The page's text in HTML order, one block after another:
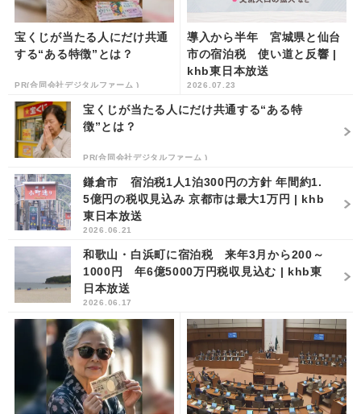
宝くじが当たる人にだけ共通
する“ある特徴”とは？
PR(合同会社デジタルファーム )
導入から半年 宮城県と仙台
市の宿泊税 使い道と反響 |
khb東日本放送
2026.07.23
宝くじが当たる人にだけ共通する“ある特
徴”とは？
PR(合同会社デジタルファーム )
鎌倉市 宿泊税1人1泊300円の方針 年間約1.
5億円の税収見込み 京都市は最大1万円 | khb
東日本放送
2026.06.21
和歌山・白浜町に宿泊税 来年3月から200～
1000円 年6億5000万円税収見込む | khb東
日本放送
2026.06.17